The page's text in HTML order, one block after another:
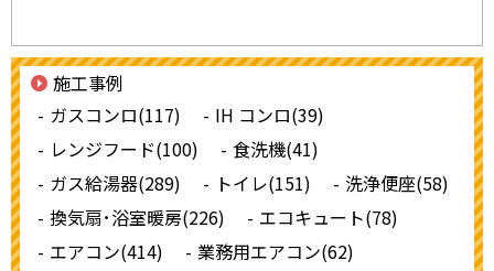
施工事例
ガスコンロ(117)
IH コンロ(39)
レンジフード(100)
食洗機(41)
ガス給湯器(289)
トイレ(151)
洗浄便座(58)
換気扇･浴室暖房(226)
エコキュート(78)
エアコン(414)
業務用エアコン(62)